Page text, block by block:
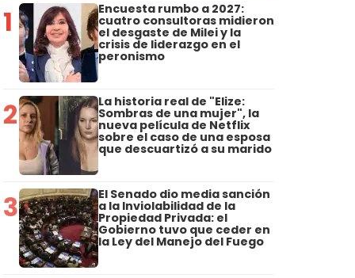
1 Encuesta rumbo a 2027:
cuatro consultoras midieron
el desgaste de Milei y la
crisis de liderazgo en el
peronismo
2 La historia real de "Elize:
Sombras de una mujer", la
nueva película de Netflix
sobre el caso de una esposa
que descuartizó a su marido
3 El Senado dio media sanción
a la Inviolabilidad de la
Propiedad Privada: el
Gobierno tuvo que ceder en
la Ley del Manejo del Fuego